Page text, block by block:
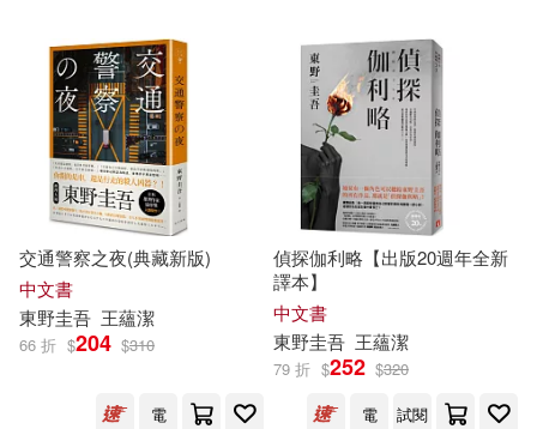
交通警察之夜(典藏新版)
中文書
東野圭吾 王蘊潔
66 折 $204 $310
電
偵探伽利略【出版20週年全新
譯本】
中文書
東野圭吾 王蘊潔
79 折 $252 $320
電
試閱